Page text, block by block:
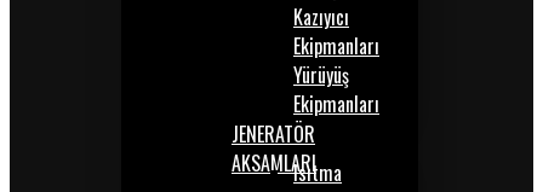
Kazıyıcı
Ekipmanları
Yürüyüş
Ekipmanları
JENERATÖR
AKSAMLARIIsıtma